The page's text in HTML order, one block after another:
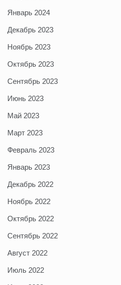
Январь 2024
Декабрь 2023
Ноябрь 2023
Октябрь 2023
Сентябрь 2023
Июнь 2023
Май 2023
Март 2023
Февраль 2023
Январь 2023
Декабрь 2022
Ноябрь 2022
Октябрь 2022
Сентябрь 2022
Август 2022
Июль 2022